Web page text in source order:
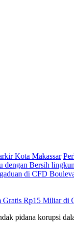
Kota Makassar
Bersih
di CFD
Gratis Rp15 Miliar di
pidana korupsi